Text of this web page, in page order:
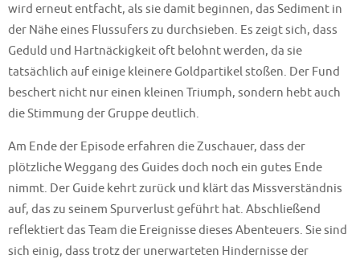
wird erneut entfacht, als sie damit beginnen, das Sediment in
der Nähe eines Flussufers zu durchsieben. Es zeigt sich, dass
Geduld und Hartnäckigkeit oft belohnt werden, da sie
tatsächlich auf einige kleinere Goldpartikel stoßen. Der Fund
beschert nicht nur einen kleinen Triumph, sondern hebt auch
die Stimmung der Gruppe deutlich.
Am Ende der Episode erfahren die Zuschauer, dass der
plötzliche Weggang des Guides doch noch ein gutes Ende
nimmt. Der Guide kehrt zurück und klärt das Missverständnis
auf, das zu seinem Spurverlust geführt hat. Abschließend
reflektiert das Team die Ereignisse dieses Abenteuers. Sie sind
sich einig, dass trotz der unerwarteten Hindernisse der